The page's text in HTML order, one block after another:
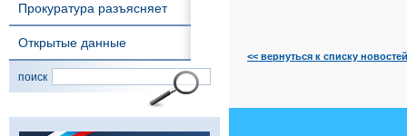
Прокуратура разъясняет
Открытые данные
поиск
<< вернуться к списку новостей